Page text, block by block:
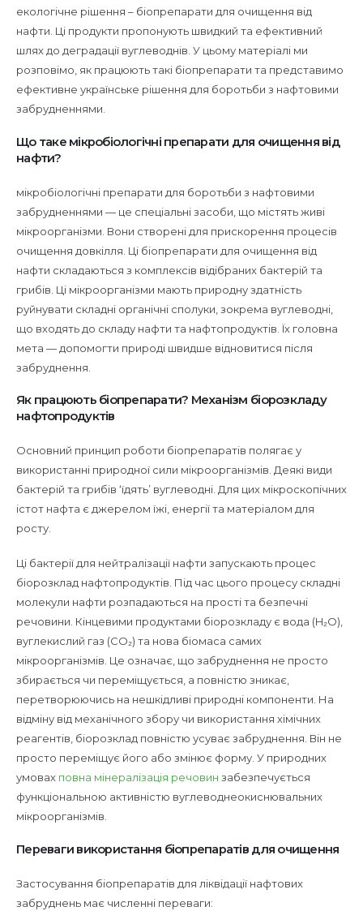
екологічне рішення – біопрепарати для очищення від
нафти. Ці продукти пропонують швидкий та ефективний
шлях до деградації вуглеводнів. У цьому матеріалі ми
розповімо, як працюють такі біопрепарати та представимо
ефективне українське рішення для боротьби з нафтовими
забрудненнями.
Що таке мікробіологічні препарати для очищення від
нафти?
мікробіологічні препарати для боротьби з нафтовими
забрудненнями — це спеціальні засоби, що містять живі
мікроорганізми. Вони створені для прискорення процесів
очищення довкілля. Ці біопрепарати для очищення від
нафти складаються з комплексів відібраних бактерій та
грибів. Ці мікроорганізми мають природну здатність
руйнувати складні органічні сполуки, зокрема вуглеводні,
що входять до складу нафти та нафтопродуктів. Їх головна
мета — допомогти природі швидше відновитися після
забруднення.
Як працюють біопрепарати? Механізм біорозкладу
нафтопродуктів
Основний принцип роботи біопрепаратів полягає у
використанні природної сили мікроорганізмів. Деякі види
бактерій та грибів ‘їдять’ вуглеводні. Для цих мікроскопічних
істот нафта є джерелом їжі, енергії та матеріалом для
росту.
Ці бактерії для нейтралізації нафти запускають процес
біорозклад нафтопродуктів. Під час цього процесу складні
молекули нафти розпадаються на прості та безпечні
речовини. Кінцевими продуктами біорозкладу є вода (H₂O),
вуглекислий газ (CO₂) та нова біомаса самих
мікроорганізмів. Це означає, що забруднення не просто
збирається чи переміщується, а повністю зникає,
перетворюючись на нешкідливі природні компоненти. На
відміну від механічного збору чи використання хімічних
реагентів, біорозклад повністю усуває забруднення. Він не
просто переміщує його або змінює форму. У природних
умовах повна мінералізація речовин забезпечується
функціональною активністю вуглеводнеокиснювальних
мікроорганізмів.
Переваги використання біопрепаратів для очищення
Застосування біопрепаратів для ліквідації нафтових
забруднень має численні переваги: